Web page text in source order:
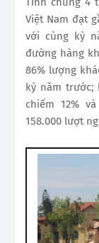
Việt Nam đạt
với cùng kỳ
đường hàng
86% lượng
kỳ năm trước;
chiếm 12%
158.000 lượt